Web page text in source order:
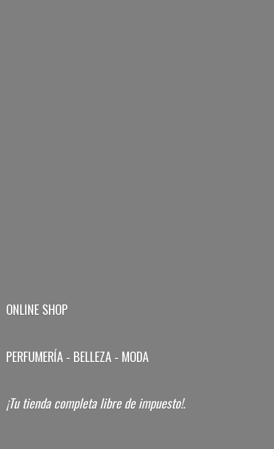
ONLINE SHOP
PERFUMERÍA - BELLEZA - MODA
¡Tu tienda completa librede impuesto!.